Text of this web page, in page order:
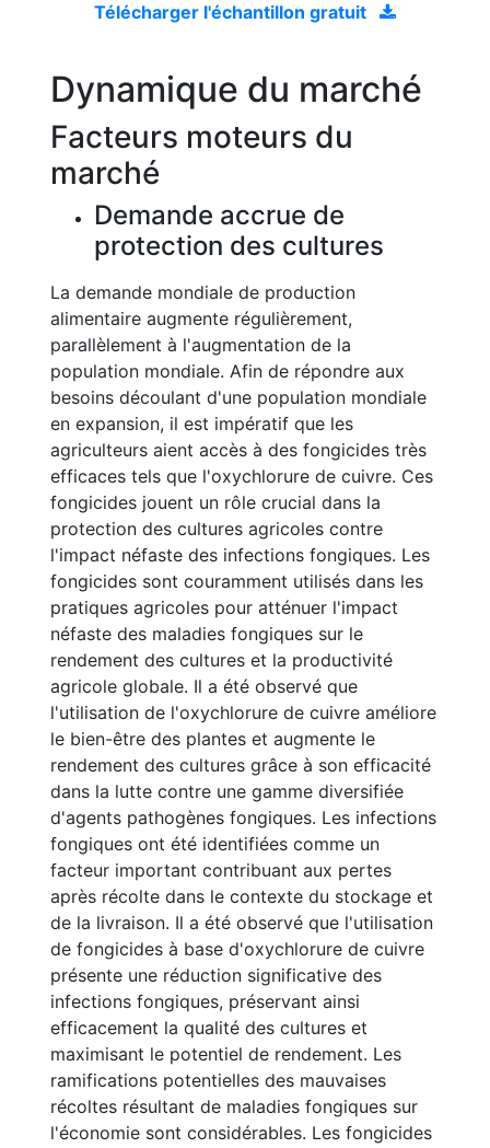
Télécharger l'échantillon gratuit
Dynamique du marché
Facteurs moteurs du
marché
Demande accrue de
protection des cultures
La demande mondiale de production
alimentaire augmente régulièrement,
parallèlement à l'augmentation de la
population mondiale. Afin de répondre aux
besoins découlant d'une population mondiale
en expansion, il est impératif que les
agriculteurs aient accès à des fongicides très
efficaces tels que l'oxychlorure de cuivre. Ces
fongicides jouent un rôle crucial dans la
protection des cultures agricoles contre
l'impact néfaste des infections fongiques. Les
fongicides sont couramment utilisés dans les
pratiques agricoles pour atténuer l'impact
néfaste des maladies fongiques sur le
rendement des cultures et la productivité
agricole globale. Il a été observé que
l'utilisation de l'oxychlorure de cuivre améliore
le bien-être des plantes et augmente le
rendement des cultures grâce à son efficacité
dans la lutte contre une gamme diversifiée
d'agents pathogènes fongiques. Les infections
fongiques ont été identifiées comme un
facteur important contribuant aux pertes
après récolte dans le contexte du stockage et
de la livraison. Il a été observé que l'utilisation
de fongicides à base d'oxychlorure de cuivre
présente une réduction significative des
infections fongiques, préservant ainsi
efficacement la qualité des cultures et
maximisant le potentiel de rendement. Les
ramifications potentielles des mauvaises
récoltes résultant de maladies fongiques sur
l'économie sont considérables. Les fongicides